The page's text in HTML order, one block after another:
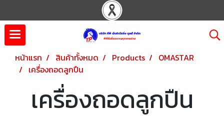
หน้าแรก สินค้าทั้งหมด Products
OMASTAR
เครื่องถอดลูกปืน
เครื่องถอดลูกปืน